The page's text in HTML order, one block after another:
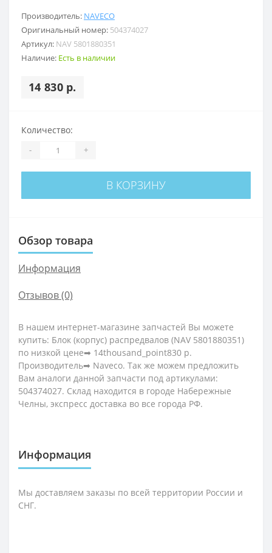
Производитель: NAVECO
Оригинальный номер: 504374027
Артикул: NAV 5801880351
Наличие: Есть в наличии
14 830 р.
Количество:
- +
В КОРЗИНУ
Обзор товара
Информация
Отзывов (0)
В нашем интернет-магазине запчастей Вы можете
купить: Блок (корпус) распредвалов (NAV 5801880351)
по низкой цене➡ 14thousand_point830 р.
Производитель➡ Naveco. Так же можем предложить
Вам аналоги данной запчасти под артикулами:
504374027. Склад находится в городе Набережные
Челны, экспресс доставка во все города РФ.
Информация
Мы доставляем заказы по всей территории России и
СНГ.